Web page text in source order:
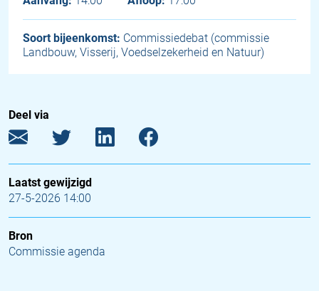
Soort bijeenkomst: Commissiedebat (commissie
Landbouw, Visserij, Voedselzekerheid en Natuur)
Deel via
Laatst gewijzigd
27-5-2026 14:00
Bron
Commissie agenda